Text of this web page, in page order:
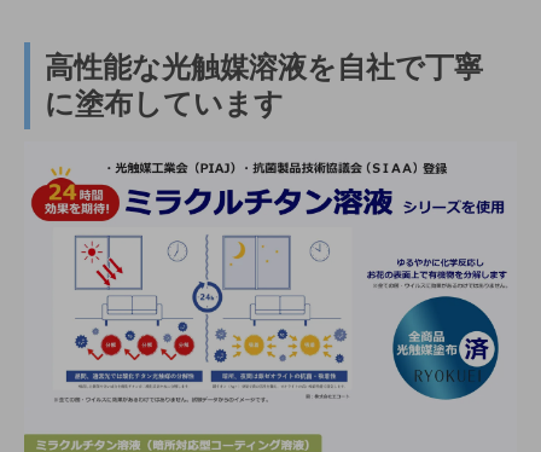
高性能な光触媒溶液を自社で丁寧
に塗布しています